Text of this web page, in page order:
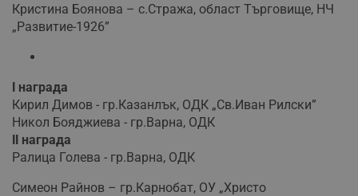
Кристина Боянова – с.Стража, област Търговище, НЧ
„Развитие-1926”
І награда
Кирил Димов - гр.Казанлък, ОДК „Св.Иван Рилски”
Никол Бояджиева - гр.Варна, ОДК
ІІ награда
Ралица Голева - гр.Варна, ОДК
Симеон Райнов – гр.Карнобат, ОУ „Христо